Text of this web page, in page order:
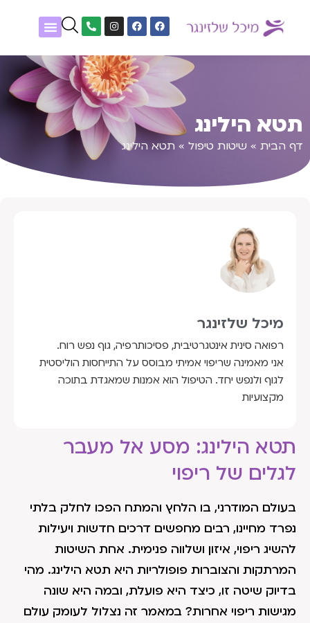
תטא הילינג
דף הבית » שיטות טיפול » תטא הילינג
מיכל שלזינגר
רפואה סינית אינטגרטיבית, פסיכותרפיה, גוף נפש רוח.
אני מאמינה שריפוי אמיתי מבוסס על התייחסות הוליסטית
לגוף ולנפש יחד. הטיפול הוא אמנות שמאגדת בתוכה
מקצועיות
תטא הילינג: מסע אל מעבר
לגלים של ריפוי
בעולם המודרני, בו הלחץ והמתח הפכו לחלק בלתי
נפרד מחיינו, רבים מחפשים דרכים חדשות ויעילות
להשיג ריפוי, איזון ושלווה פנימית. אחת השיטות
המרתקות והצוברות פופולריות היא תטא הילינג. מהי
בדיוק שיטה זו, כיצד היא פועלת, ובמה היא שונה
מגישות ריפוי אחרות? במאמר זה נצלול לעומק עולם